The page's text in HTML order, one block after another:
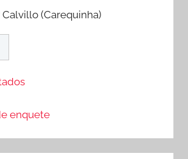
Calvillo (Carequinha)
enquete